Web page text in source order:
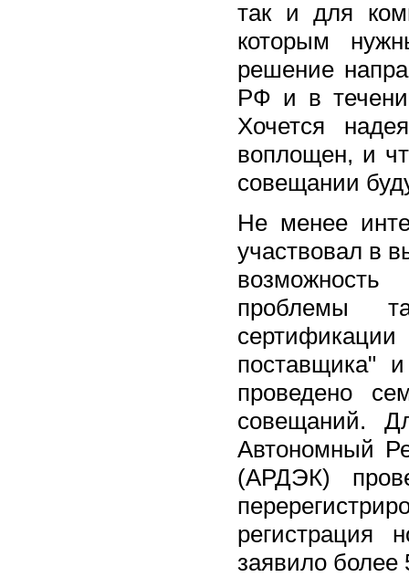
так и для
которым
решение
РФ и в
Хочется
воплощен, и
совещании
Не менее
участвовал в
проблемы
поставщика"
проведено
совещаний.
Автономный
(АРДЭК)
заявило более